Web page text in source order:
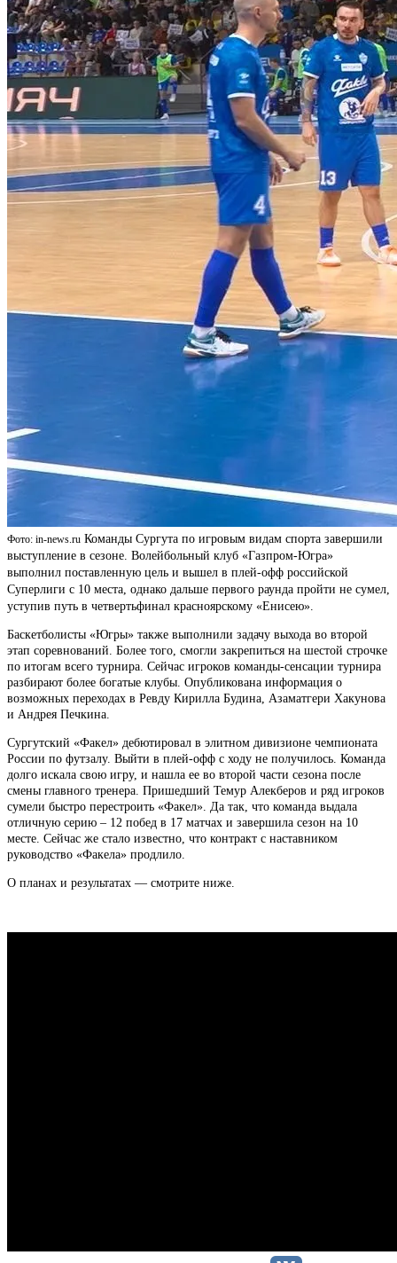
Фото: in-news.ru Команды Сургута по игровым видам спорта завершили
выступление в сезоне. Волейбольный клуб «Газпром-Югра»
выполнил поставленную цель и вышел в плей-офф российской
Суперлиги c 10 места, однако дальше первого раунда пройти не сумел,
уступив путь в четвертьфинал красноярскому «Енисею».
Баскетболисты «Югры» также выполнили задачу выхода во второй
этап соревнований. Более того, смогли закрепиться на шестой строчке
по итогам всего турнира. Сейчас игроков команды-сенсации турнира
разбирают более богатые клубы. Опубликована информация о
возможных переходах в Ревду Кирилла Будина, Азаматгери Хакунова
и Андрея Печкина.
Сургутский «Факел» дебютировал в элитном дивизионе чемпионата
России по футзалу. Выйти в плей-офф с ходу не получилось. Команда
долго искала свою игру, и нашла ее во второй части сезона после
смены главного тренера. Пришедший Темур Алекберов и ряд игроков
сумели быстро перестроить «Факел». Да так, что команда выдала
отличную серию – 12 побед в 17 матчах и завершила сезон на 10
месте. Сейчас же стало известно, что контракт с наставником
руководство «Факела» продлило.
О планах и результатах — смотрите ниже.